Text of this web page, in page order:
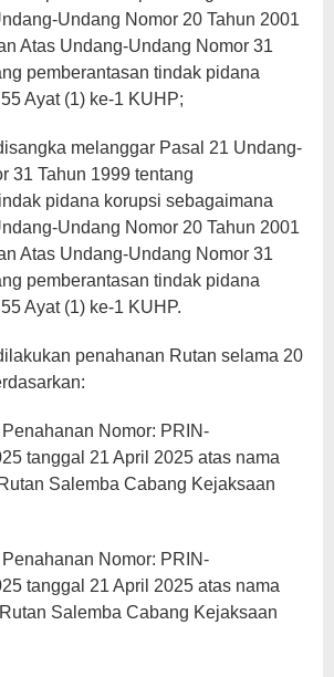
Undang Nomor 20 Tahun 2001
Atas Undang-Undang Nomor 31
pemberantasan tindak pidana
Ayat (1) ke-1 KUHP;
melanggar Pasal 21 Undang-
31 Tahun 1999 tentang
pidana korupsi sebagaimana
Undang Nomor 20 Tahun 2001
Atas Undang-Undang Nomor 31
pemberantasan tindak pidana
Ayat (1) ke-1 KUHP.
penahanan Rutan selama 20
Nomor: PRIN-
tanggal 21 April 2025 atas nama
Salemba Cabang Kejaksaan
Nomor: PRIN-
tanggal 21 April 2025 atas nama
Salemba Cabang Kejaksaan